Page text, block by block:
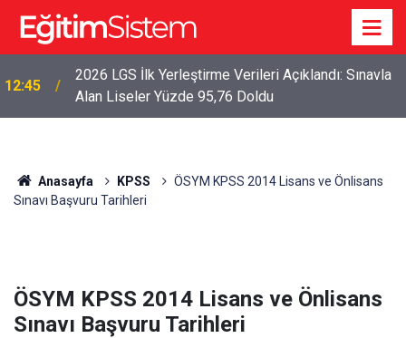
12:45
2026 LGS İlk Yerleştirme Verileri Açıklandı: Sınavla
Alan Liseler Yüzde 95,76 Doldu
Anasayfa KPSS
ÖSYM KPSS 2014 Lisans ve Önlisans
Sınavı Başvuru Tarihleri
ÖSYM KPSS 2014 Lisans ve Önlisans
Sınavı Başvuru Tarihleri